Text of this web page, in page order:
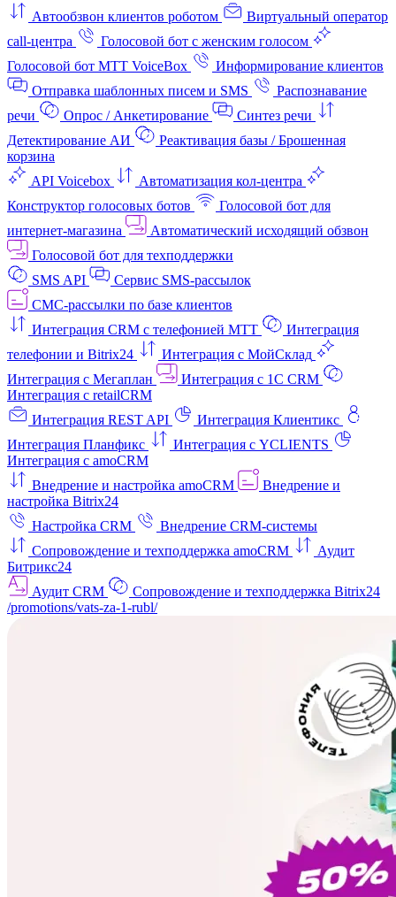
Автообзвон клиентов роботом
Виртуальный оператор
call-центра
Голосовой бот с женским голосом
Голосовой бот МТТ VoiceBox
Информирование клиентов
Отправка шаблонных писем и SMS
Распознавание
речи
Опрос / Анкетирование
Синтез речи
Детектирование АИ
Реактивация базы / Брошенная
корзина
API Voicebox
Автоматизация кол‑центра
Конструктор голосовых ботов
Голосовой бот для
интернет‑магазина
Автоматический исходящий обзвон
Голосовой бот для техподдержки
SMS API
Сервис SMS-рассылок
СМС-рассылки по базе клиентов
Интеграция CRM с телефонией МТТ
Интеграция
телефонии и Bitrix24
Интеграция с МойСклад
Интеграция с Мегаплан
Интеграция с 1C CRM
Интеграция с retailCRM
Интеграция REST API
Интеграция Клиентикс
Интеграция Планфикс
Интеграция с YCLIENTS
Интеграция с amoCRM
Внедрение и настройка amoCRM
Внедрение и
настройка Bitrix24
Настройка CRM
Внедрение CRM-системы
Сопровождение и техподдержка amoCRM
Аудит
Битрикс24
Аудит CRM
Сопровождение и техподдержка Bitrix24
/promotions/vats-za-1-rubl/